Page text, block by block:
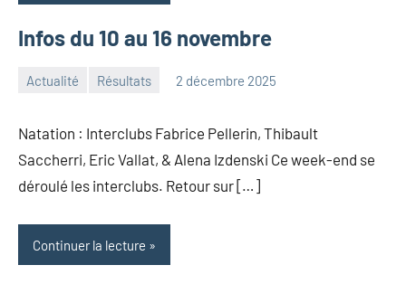
Infos du 10 au 16 novembre
Actualité Résultats 2 décembre 2025
Natation : Interclubs Fabrice Pellerin, Thibault
Saccherri, Eric Vallat, & Alena Izdenski Ce week-end se
déroulé les interclubs. Retour sur […]
Continuer la lecture